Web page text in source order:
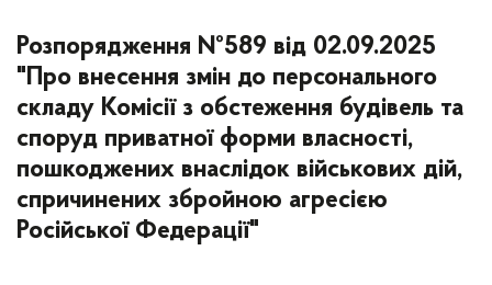
Розпорядження №589 від 02.09.2025
"Про внесення змін до персонального
складу Комісії з обстеження будівель та
споруд приватної форми власності,
пошкоджених внаслідок військових дій,
спричинених збройною агресією
Російської Федерації"